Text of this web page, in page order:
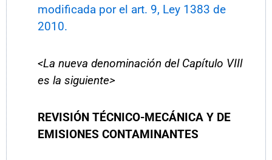
modificada por el art. 9, Ley 1383 de
2010.
<La nueva denominación del Capítulo VIIl
es la siguiente>
REVISIÓN TÉCNICO-MECÁNICA Y DE
EMISIONES CONTAMINANTES